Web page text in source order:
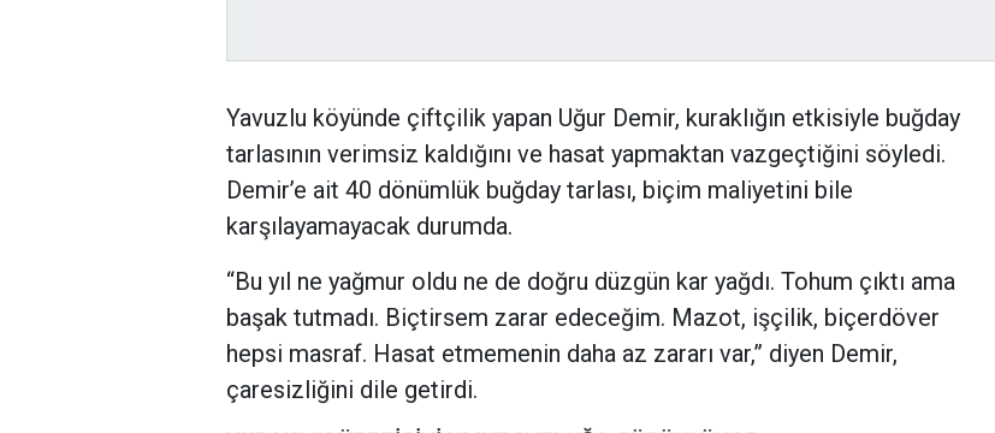
Yavuzlu köyünde çiftçilik yapan Uğur Demir, kuraklığın etkisiyle buğday
tarlasının verimsiz kaldığını ve hasat yapmaktan vazgeçtiğini söyledi.
Demir’e ait 40 dönümlük buğday tarlası, biçim maliyetini bile
karşılayamayacak durumda.
“Bu yıl ne yağmur oldu ne de doğru düzgün kar yağdı. Tohum çıktı ama
başak tutmadı. Biçtirsem zarar edeceğim. Mazot, işçilik, biçerdöver
hepsi masraf. Hasat etmemenin daha az zararı var,” diyen Demir,
çaresizliğini dile getirdi.